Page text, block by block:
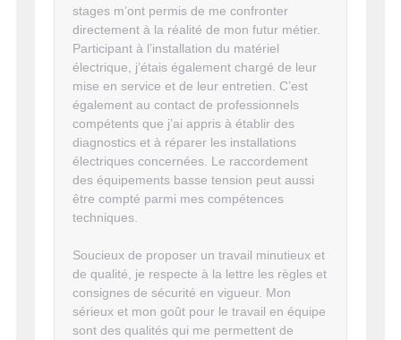
stages m’ont permis de me confronter
directement à la réalité de mon futur métier.
Participant à l’installation du matériel
électrique, j’étais également chargé de leur
mise en service et de leur entretien. C’est
également au contact de professionnels
compétents que j’ai appris à établir des
diagnostics et à réparer les installations
électriques concernées. Le raccordement
des équipements basse tension peut aussi
être compté parmi mes compétences
techniques.
Soucieux de proposer un travail minutieux et
de qualité, je respecte à la lettre les règles et
consignes de sécurité en vigueur. Mon
sérieux et mon goût pour le travail en équipe
sont des qualités qui me permettent de